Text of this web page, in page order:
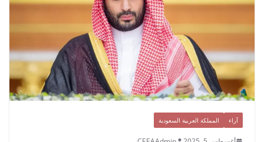
آراء المملكة العربية السعودية